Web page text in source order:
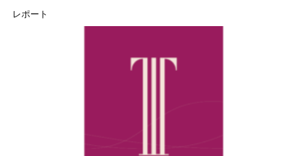
レポート